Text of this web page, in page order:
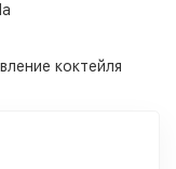
коктейля